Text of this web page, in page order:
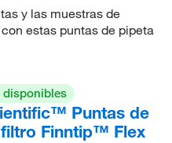
y las muestras de
estas puntas de pipeta
disponibles
Puntas de
Finntip™ Flex